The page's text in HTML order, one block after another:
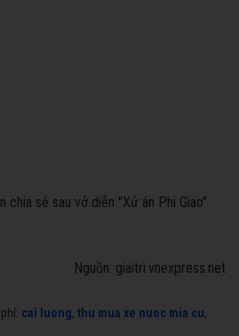
chia sẻ sau vở diễn "Xử án Phi Giao"
Nguồn: giaitri.vnexpress.net
cai luong, thu mua xe nuoc mia cu,